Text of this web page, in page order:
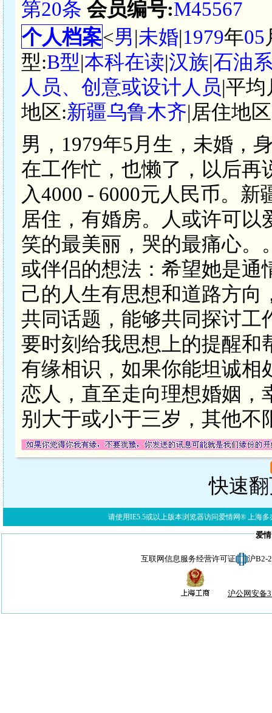
第20条 会员编号:M45567
个人档案<男|未婚|1979年05
型:B型|本科在读|汉族|石油
人员、创意或设计人员|平
地区:新疆乌鲁木齐|居住地
男，1979年5月生，未婚，
在工作忙，也懒了，以后再
入4000 - 6000元人民币。
居住，有婚房。人或许可
笑的最美丽，哭的最痛心。
或伴侣的想法：希望她是通
己的人生有思想和道路方向
共同话题，能够共同探讨工
要时刻给我思想上的提醒和
有缘相识，如果你能坦诚相
恋人，直至走向理想婚姻，
别大于或小于三岁，其他不
快速
请使用IE5.5或以上版本浏览器访问爱情网® 上海多
爱
互联网信息服务经营许可证 沪B2-
沪公网安备